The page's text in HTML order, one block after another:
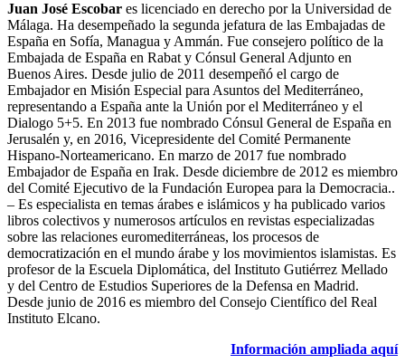
Juan José Escobar es licenciado en derecho por la Universidad de
Málaga. Ha desempeñado la segunda jefatura de las Embajadas de
España en Sofía, Managua y Ammán. Fue consejero político de la
Embajada de España en Rabat y Cónsul General Adjunto en
Buenos Aires. Desde julio de 2011 desempeñó el cargo de
Embajador en Misión Especial para Asuntos del Mediterráneo,
representando a España ante la Unión por el Mediterráneo y el
Dialogo 5+5. En 2013 fue nombrado Cónsul General de España en
Jerusalén y, en 2016, Vicepresidente del Comité Permanente
Hispano-Norteamericano. En marzo de 2017 fue nombrado
Embajador de España en Irak. Desde diciembre de 2012 es miembro
del Comité Ejecutivo de la Fundación Europea para la Democracia..
– Es especialista en temas árabes e islámicos y ha publicado varios
libros colectivos y numerosos artículos en revistas especializadas
sobre las relaciones euromediterráneas, los procesos de
democratización en el mundo árabe y los movimientos islamistas. Es
profesor de la Escuela Diplomática, del Instituto Gutiérrez Mellado
y del Centro de Estudios Superiores de la Defensa en Madrid.
Desde junio de 2016 es miembro del Consejo Científico del Real
Instituto Elcano.
Información ampliada aquí